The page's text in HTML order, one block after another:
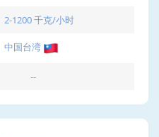
2-1200 千克/小时
中国台湾
--